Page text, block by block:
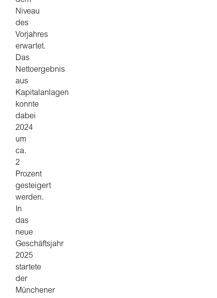
Niveau
des
Vorjahres
erwartet.
Das
Nettoergebnis
aus
Kapitalanlagen
konnte
dabei
2024
um
ca.
2
Prozent
gesteigert
werden.
In
das
neue
Geschäftsjahr
2025
startete
der
Münchener